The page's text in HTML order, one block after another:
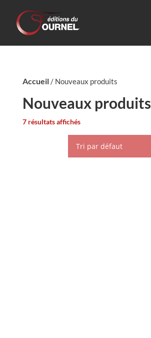
Accueil/ Nouveaux produits
Nouveaux produits
7 résultats affichés